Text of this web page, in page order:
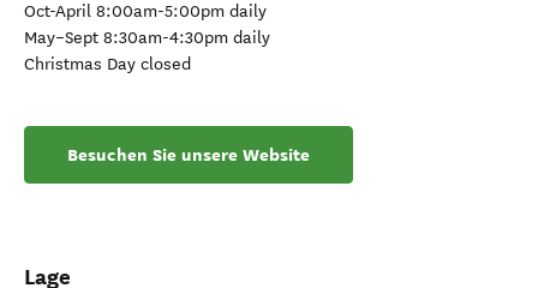
Oct-April 8:00am-5:00pm daily
May–Sept 8:30am-4:30pm daily
Christmas Day closed
Besuchen Sie unsere Website
Lage